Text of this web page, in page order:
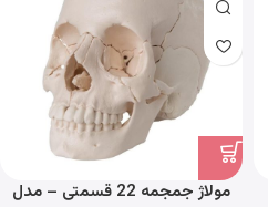
مولاژ جمجمه 22 قسمتی – مدل